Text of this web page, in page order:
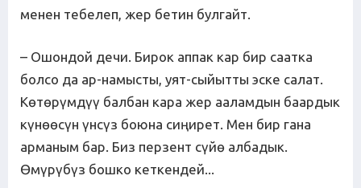
менен тебелеп, жер бетин булгайт.
– Ошондой дечи. Бирок аппак кар бир саатка
болсо да ар-намысты, уят-сыйытты эске салат.
Көтөрүмдүү балбан кара жер ааламдын баардык
күнөөсүн үнсүз боюна сиңирет. Мен бир гана
арманым бар. Биз перзент сүйө албадык.
Өмүрүбүз бошко кеткендей...